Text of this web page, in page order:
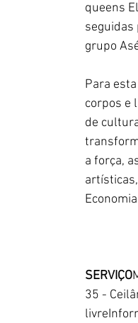
queens
seguidas
grupo
Para
corpos e
de
a força,
SERVIÇO
35 -